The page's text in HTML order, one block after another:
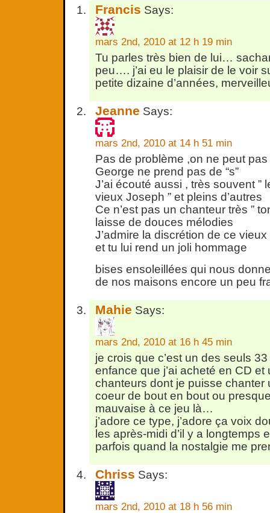
Francis Says:
mars 2nd, 2010 at 12 h 19 min
Tu parles très bien de lui…
peu…. j’ai eu le plaisir de le voir
petite dizaine d’années,
Jeanne Says:
mars 2nd, 2010 at 14 h 51 min
Pas de problème ,on ne peut pas
George ne prend pas de “s”
J’ai écouté aussi , très souvent ”
vieux Joseph ” et pleins d’autres
Ce n’est pas un chanteur très ”
laisse de douces mélodies
J’admire la discrétion de ce
et tu lui rend un joli hommage
bises ensoleillées qui nous
de nos maisons encore un peu
Mahie Says:
mars 2nd, 2010 at 16 h 45 min
je crois que c’est un des seuls
enfance que j’ai acheté en CD et
chanteurs dont je puisse chanter
coeur de bout en bout ou
mauvaise à ce jeu là…
j’adore ce type, j’adore ça voix
les après-midi d’il y a longtemps
parfois quand la nostalgie me
Chriss Says:
mars 2nd, 2010 at 18 h 56 min